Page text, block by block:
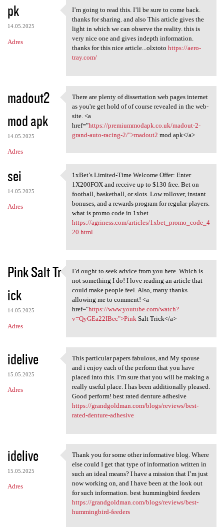
pk
14.05.2025
Adres
I’m going to read this. I’ll
I’m going to read this. I’ll be sure to come back.
thanks for sharing. and also This article gives the
light in which we can observe the reality. this is
very nice one and gives indepth information.
thanks for this nice article...olxtoto https://aero-
tray.com/
madout2
mod apk
14.05.2025
Adres
There are plenty of
There are plenty of dissertation web pages internet
as you're get hold of of course revealed in the web-
site. <a
href="https://premiummodapk.co.uk/madout-2-
grand-auto-racing-2/">madout2 mod apk</a>
sei
14.05.2025
Adres
1xBet’s Limited-Time Welcome
1xBet’s Limited-Time Welcome Offer: Enter
1X200FOX and receive up to $130 free. Bet on
football, basketball, or slots. Low rollover, instant
bonuses, and a rewards program for regular players.
what is promo code in 1xbet
https://agriness.com/articles/1xbet_promo_code_4
20.html
Pink Salt Tr
ick
14.05.2025
Adres
I’d ought to seek advice from
I’d ought to seek advice from you here. Which is
not something I do! I love reading an article that
could make people feel. Also, many thanks
allowing me to comment! <a
href="https://www.youtube.com/watch?
v=QyGEa22IBec">PinkSalt Trick</a>
idelive
15.05.2025
Adres
This particular papers
This particular papers fabulous, and My spouse
and i enjoy each of the perform that you have
placed into this. I’m sure that you will be making a
really useful place. I has been additionally pleased.
Good perform! best rated denture adhesive
https://grandgoldman.com/blogs/reviews/best-
rated-denture-adhesive
idelive
15.05.2025
Adres
Thank you for some other
Thank you for some other informative blog. Where
else could I get that type of information written in
such an ideal means? I have a mission that I’m just
now working on, and I have been at the look out
for such information. best hummingbird feeders
https://grandgoldman.com/blogs/reviews/best-
hummingbird-feeders